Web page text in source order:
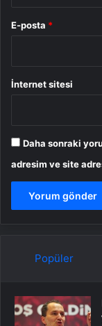
E-posta *
İnternet sitesi
Daha sonraki
adresim ve site
Popüler